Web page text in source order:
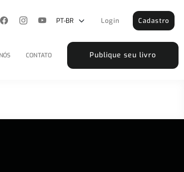
CONTATO Publique seu livro
Login Cadastro